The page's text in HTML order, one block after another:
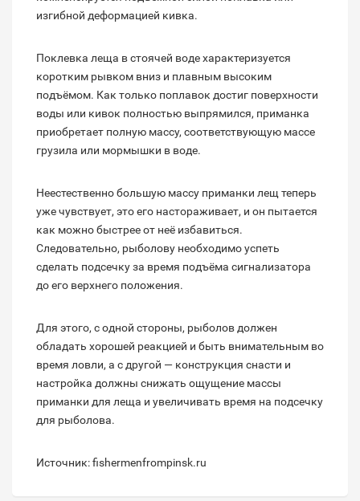
изгибной деформацией кивка.
Поклевка леща в стоячей воде характеризуется
коротким рывком вниз и плавным высоким
подъёмом. Как только поплавок достиг поверхности
воды или кивок полностью выпрямился, приманка
приобретает полную массу, соответствующую массе
грузила или мормышки в воде.
Неестественно большую массу приманки лещ теперь
уже чувствует, это его настораживает, и он пытается
как можно быстрее от неё избавиться.
Следовательно, рыболову необходимо успеть
сделать подсечку за время подъёма сигнализатора
до его верхнего положения.
Для этого, с одной стороны, рыболов должен
обладать хорошей реакцией и быть внимательным во
время ловли, а с другой — конструкция снасти и
настройка должны снижать ощущение массы
приманки для леща и увеличивать время на подсечку
для рыболова.
Источник: fishermenfrompinsk.ru